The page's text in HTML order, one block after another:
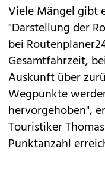
Viele Mängel gibt
"Darstellung der
bei
Gesamtfahrzeit,
Auskunft über
Wegpunkte
hervorgehoben",
Touristiker
Punktanzahl